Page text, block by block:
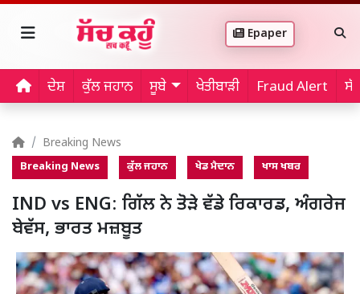
Epaper
ਦੇਸ਼ ਕੁੱਲ ਜਹਾਨ ਸੂਬੇ ਖੇਤੀਬਾੜੀ Fraud Alert
Breaking News
Breaking News ਕੁੱਲ ਜਹਾਨ ਖੇਡ ਮੈਦਾਨ ਖਾਸ ਖਬਰ
IND vs ENG: ਗਿੱਲ ਨੇ ਤੋੜੇ ਵੱਡੇ ਰਿਕਾਰਡ, ਅੰਗਰੇਜ
ਬੇਵੱਸ, ਭਾਰਤ ਮਜ਼ਬੂਤ